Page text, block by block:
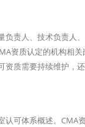
责人、技术负责人
资质认定的机构相
质需要持续维护，
可体系概述。CMA